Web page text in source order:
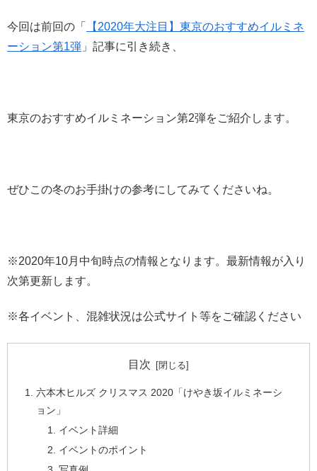
今回は前回の「
【2020年大注目】東京のおすすめイルミネ
ーション第1弾 」記事に引き続き、
東京のおすすめイルミネーション第2弾をご紹介します。
ぜひこの冬のお手掛けの参考にしてみてくださいね。
※2020年10月中旬時点の情報となります。最新情報が入り
次第更新します。
※各イベント、混雑状況は公式サイト等をご確認ください
目次
六本木ヒルズ クリスマス 2020「けやき坂イルミネーシ
ョン」
イベント詳細
イベントのポイント